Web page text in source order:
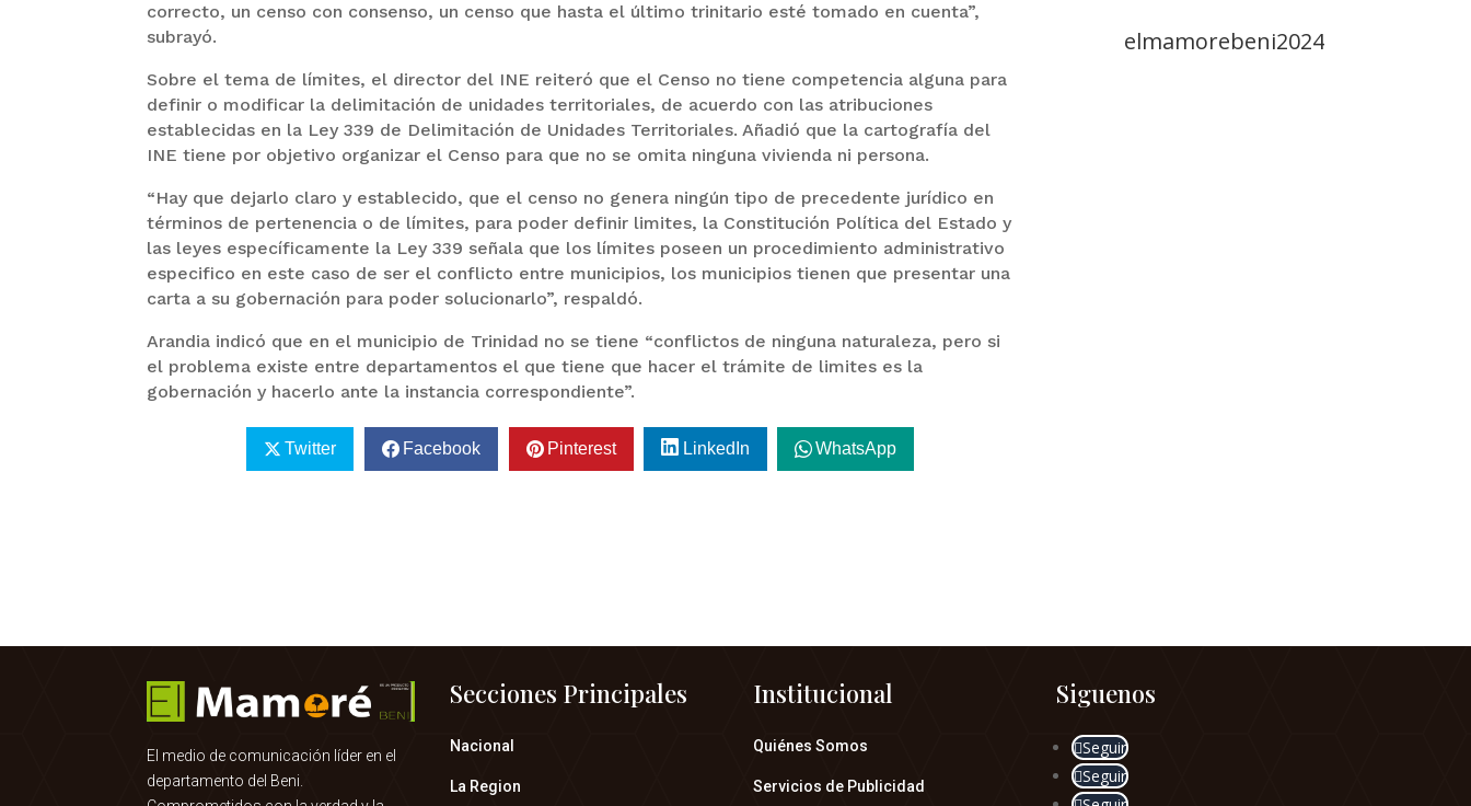
correcto, un censo con consenso, un censo que hasta el último trinitario esté tomado en cuenta”,
subrayó.
Sobre el tema de límites, el director del INE reiteró que el Censo no tiene competencia alguna para
definir o modificar la delimitación de unidades territoriales, de acuerdo con las atribuciones
establecidas en la Ley 339 de Delimitación de Unidades Territoriales. Añadió que la cartografía del
INE tiene por objetivo organizar el Censo para que no se omita ninguna vivienda ni persona.
“Hay que dejarlo claro y establecido, que el censo no genera ningún tipo de precedente jurídico en
términos de pertenencia o de límites, para poder definir limites, la Constitución Política del Estado y
las leyes específicamente la Ley 339 señala que los límites poseen un procedimiento administrativo
especifico en este caso de ser el conflicto entre municipios, los municipios tienen que presentar una
carta a su gobernación para poder solucionarlo”, respaldó.
Arandia indicó que en el municipio de Trinidad no se tiene “conflictos de ninguna naturaleza, pero si
el problema existe entre departamentos el que tiene que hacer el trámite de limites es la
gobernación y hacerlo ante la instancia correspondiente”.
Twitter Facebook Pinterest LinkedIn WhatsApp
elmamorebeni2024
El medio de comunicación líder en el
departamento del Beni.
Secciones Principales
Nacional
La Region
Institucional
Quiénes Somos
Servicios de Publicidad
Siguenos
Seguir
Seguir